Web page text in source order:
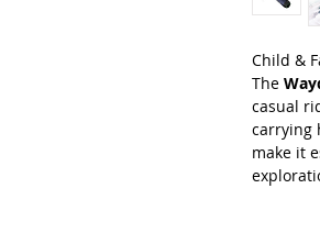
Child &
The
casual
carrying
make it